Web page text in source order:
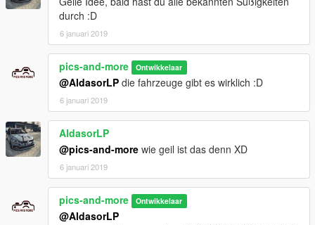
durch :D
6 januari 2019
pics-and-more Ontwikkelaar
@AldasorLP die fahrzeuge gibt es wirklich :D
6 januari 2019
AldasorLP
@pics-and-more wie geil ist das denn XD
6 januari 2019
pics-and-more Ontwikkelaar
@AldasorLP